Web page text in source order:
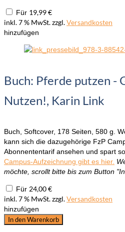
Für 19,99€
inkl. 7 % MwSt.zzgl.Versandkosten
hinzufügen
Buch: Pferde putzen -
Nutzen!, Karin Link
Buch, Softcover, 178 Seiten, 580 g.
kann sich die dazugehörige FzP
Abonnententarif ansehen und spart
Campus-Aufzeichnung gibt es hier.
möchte, scrollt bitte bis zum Button
Für 24,00€
inkl. 7 % MwSt.zzgl.Versandkosten
hinzufügen
FzP-
In den Warenkorb